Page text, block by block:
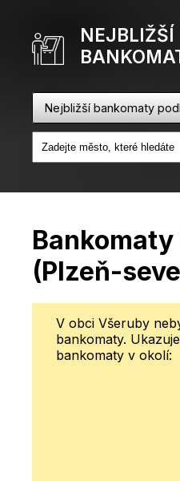
NEJBLIŽŠÍ
Nejbližší bankomaty
(Plzeň-
V obci Všeruby
bankomaty.
bankomaty v okolí: